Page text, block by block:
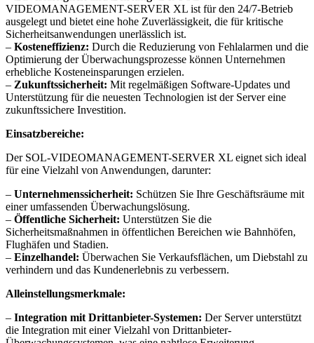
VIDEOMANAGEMENT-SERVER XL ist für den 24/7-Betrieb
ausgelegt und bietet eine hohe Zuverlässigkeit, die für kritische
Sicherheitsanwendungen unerlässlich ist.
– Kosteneffizienz: Durch die Reduzierung von Fehlalarmen und die
Optimierung der Überwachungsprozesse können Unternehmen
erhebliche Kosteneinsparungen erzielen.
– Zukunftssicherheit: Mit regelmäßigen Software-Updates und
Unterstützung für die neuesten Technologien ist der Server eine
zukunftssichere Investition.
Einsatzbereiche:
Der SOL-VIDEOMANAGEMENT-SERVER XL eignet sich ideal
für eine Vielzahl von Anwendungen, darunter:
– Unternehmenssicherheit: Schützen Sie Ihre Geschäftsräume mit
einer umfassenden Überwachungslösung.
– Öffentliche Sicherheit: Unterstützen Sie die
Sicherheitsmaßnahmen in öffentlichen Bereichen wie Bahnhöfen,
Flughäfen und Stadien.
– Einzelhandel: Überwachen Sie Verkaufsflächen, um Diebstahl zu
verhindern und das Kundenerlebnis zu verbessern.
Alleinstellungsmerkmale:
– Integration mit Drittanbieter-Systemen: Der Server unterstützt
die Integration mit einer Vielzahl von Drittanbieter-